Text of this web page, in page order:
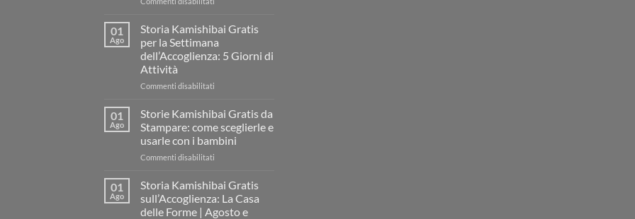
Kamishibai
gratis
sull’Accoglienza:
come
senza
fare
una
01
Ago
Storia Kamishibai Gratis
per la Settimana
dell’Accoglienza: 5 Giorni di
Attività
Commenti disabilitati
Kamishibai
Gratis
per
la
di
Attività
01
Ago
Storie Kamishibai Gratis da
Stampare: come sceglierle e
usarle con i bambini
Commenti disabilitati
Kamishibai
Gratis
da
Stampare:
01
Ago
Storia Kamishibai Gratis
sull’Accoglienza: La Casa
delle Forme | Agosto e